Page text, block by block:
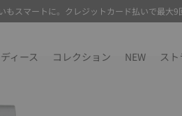
もスマートに。クレジットカード払いで最大
ィース コレクション NEW ス